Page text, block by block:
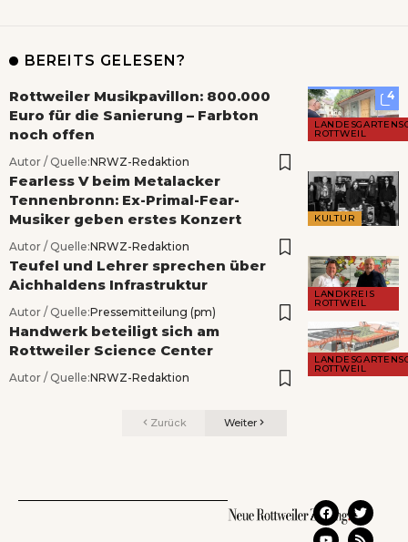
BEREITS GELESEN?
4
ROTTWEIL
Rottweiler Musikpavillon: 800.000
Euro für die Sanierung – Farbton
noch offen
Autor / Quelle:NRWZ-Redaktion
KULTUR
Fearless V beim Metalacker
Tennenbronn: Ex-Primal-Fear-
Musiker geben erstes Konzert
Autor / Quelle:NRWZ-Redaktion
LANDKREIS
ROTTWEIL
Teufel und Lehrer sprechen über
Aichhaldens Infrastruktur
Autor / Quelle:Pressemitteilung (pm)
ROTTWEIL
Handwerk beteiligt sich am
Rottweiler Science Center
Autor / Quelle:NRWZ-Redaktion
Zurück Weiter